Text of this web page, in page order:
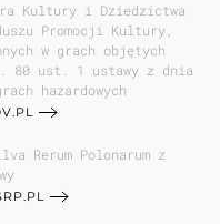
Kultury i Dziedzictwa
Promocji Kultury,
w grach objętych
80 ust. 1 ustawy z dnia
hazardowych
Rerum Polonarum z